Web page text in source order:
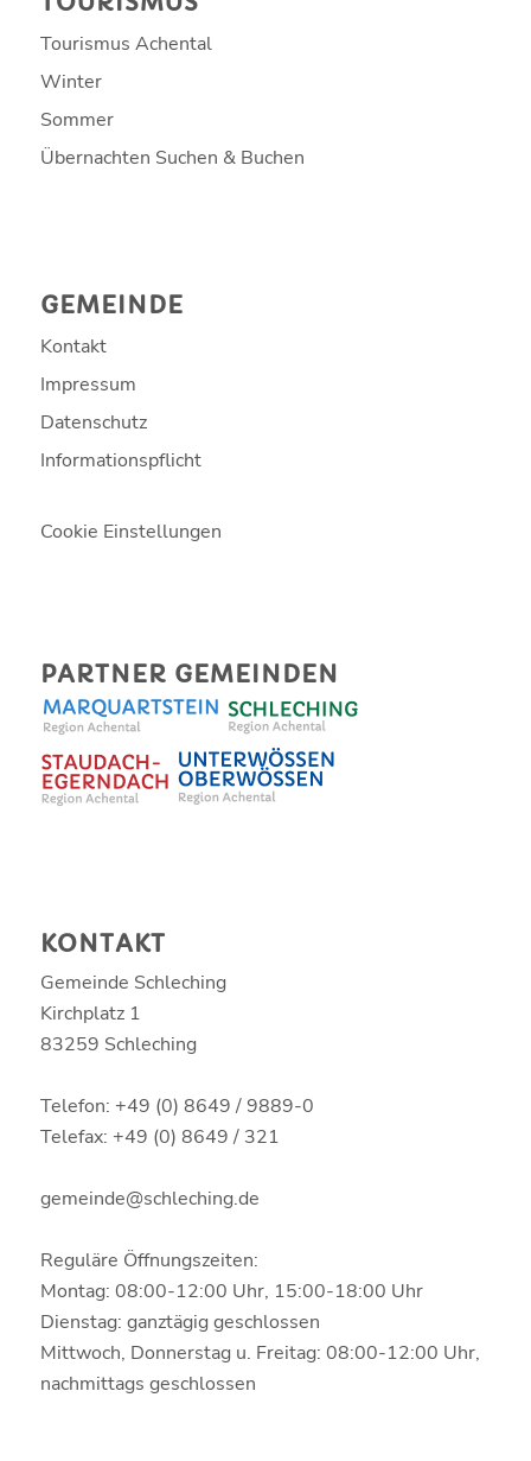
Tourismus Achental
Winter
Sommer
Übernachten Suchen & Buchen
GEMEINDE
Kontakt
Impressum
Datenschutz
Informationspflicht
Cookie Einstellungen
PARTNER GEMEINDEN
KONTAKT
Gemeinde Schleching
Kirchplatz 1
83259 Schleching
Telefon: +49 (0) 8649 / 9889-0
Telefax: +49 (0) 8649 / 321
gemeinde@schleching.de
Reguläre Öffnungszeiten:
Montag: 08:00-12:00 Uhr, 15:00-18:00 Uhr
Dienstag: ganztägig geschlossen
Mittwoch, Donnerstag u. Freitag: 08:00-12:00 Uhr,
nachmittags geschlossen